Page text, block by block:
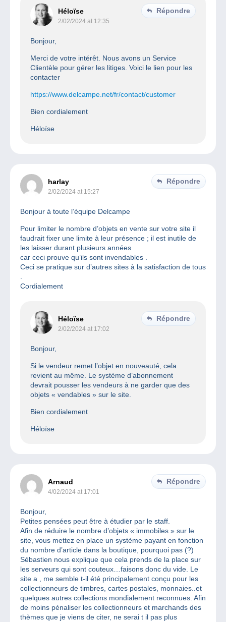
Héloïse
2/02/2024 at 12:35
Répondre
Bonjour,
Merci de votre intérêt. Nous avons un Service
Clientèle pour gérer les litiges. Voici le lien pour les
contacter
https://www.delcampe.net/fr/contact/customer
Bien cordialement
Héloïse
harlay
2/02/2024 at 15:27
Répondre
Bonjour à toute l’équipe Delcampe
Pour limiter le nombre d’objets en vente sur votre site il
faudrait fixer une limite à leur présence ; il est inutile de
les laisser durant plusieurs années
car ceci prouve qu’ils sont invendables .
Ceci se pratique sur d’autres sites à la satisfaction de tous
Cordialement
Héloïse
2/02/2024 at 17:02
Répondre
Bonjour,
Si le vendeur remet l’objet en nouveauté, cela
revient au même. Le système d’abonnement
devrait pousser les vendeurs à ne garder que des
objets « vendables » sur le site.
Bien cordialement
Héloïse
Arnaud
4/02/2024 at 17:01
Répondre
Bonjour,
Petites pensées peut être à étudier par le staff.
Afin de réduire le nombre d’objets « immobiles » sur le
site, vous mettez en place un système payant en fonction
du nombre d’article dans la boutique, pourquoi pas (?)
Sébastien nous explique que cela prends de la place sur
les serveurs qui sont couteux…faisons donc du vide. Le
site a , me semble t-il été principalement conçu pour les
collectionneurs de timbres, cartes postales, monnaies..et
quelques autres collections mondialement reconnues. Afin
de moins pénaliser les collectionneurs et marchands des
thèmes que je viens de citer, ne serai t il pas plus